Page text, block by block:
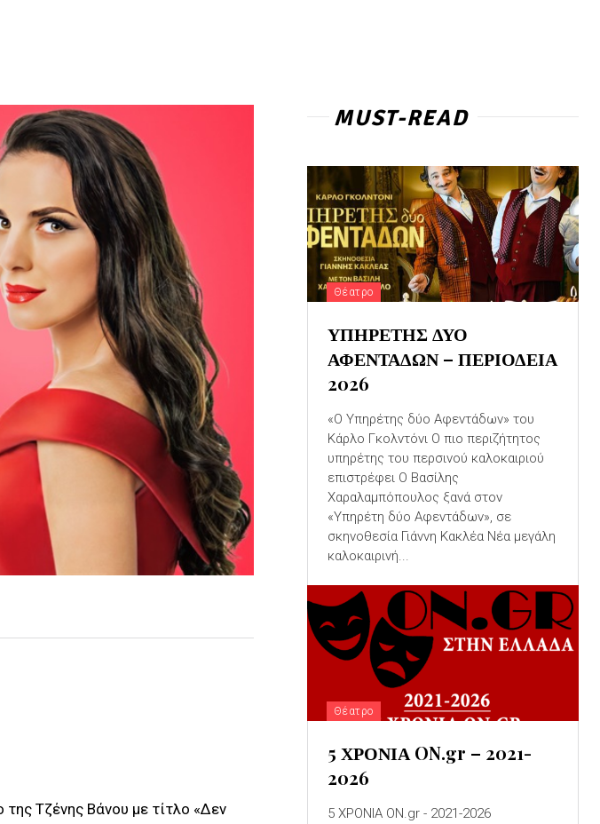
Τζένης Βάνου με τίτλο «Δεν
MUST-READ
Θέατρο
ΥΠΗΡΕΤΗΣ ΔΥΟ
ΑΦΕΝΤΑΔΩΝ – ΠΕΡΙΟΔΕΙΑ
2026
«Ο Υπηρέτης δύο Αφεντάδων» του
Κάρλο Γκολντόνι Ο πιο περιζήτητος
υπηρέτης του περσινού καλοκαιριού
επιστρέφει Ο Βασίλης
Χαραλαμπόπουλος ξανά στον
«Υπηρέτη δύο Αφεντάδων», σε
σκηνοθεσία Γιάννη Κακλέα Νέα μεγάλη
καλοκαιρινή...
Θέατρο
5 ΧΡΟΝΙΑ ON.gr – 2021-
2026
5 ΧΡΟΝΙΑ ON.gr - 2021-2026